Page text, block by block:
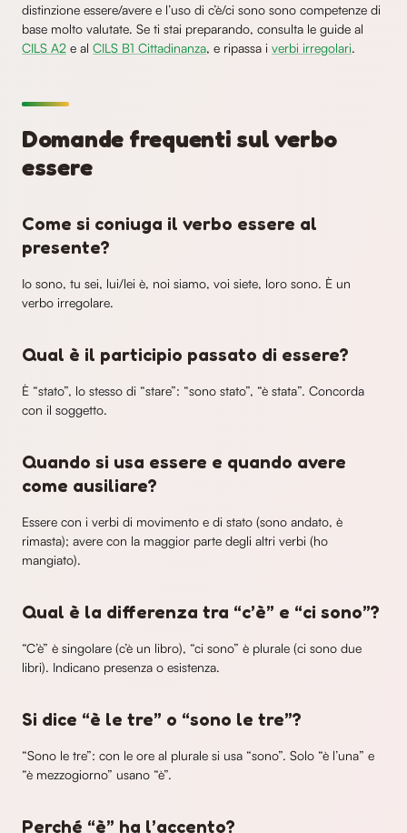
distinzione essere/avere e l’uso di c’è/ci sono sono competenze di
base molto valutate. Se ti stai preparando, consulta le guide al
CILS A2 e al CILS B1 Cittadinanza, e ripassa i verbi irregolari.
Domande frequenti sul verbo
essere
Come si coniuga il verbo essere al
presente?
Io sono, tu sei, lui/lei è, noi siamo, voi siete, loro sono. È un
verbo irregolare.
Qual è il participio passato di essere?
È “stato”, lo stesso di “stare”: “sono stato”, “è stata”. Concorda
con il soggetto.
Quando si usa essere e quando avere
come ausiliare?
Essere con i verbi di movimento e di stato (sono andato, è
rimasta); avere con la maggior parte degli altri verbi (ho
mangiato).
Qual è la differenza tra “c’è” e “ci sono”?
“C’è” è singolare (c’è un libro), “ci sono” è plurale (ci sono due
libri). Indicano presenza o esistenza.
Si dice “è le tre” o “sono le tre”?
“Sono le tre”: con le ore al plurale si usa “sono”. Solo “è l’una” e
“è mezzogiorno” usano “è”.
Perché “è” ha l’accento?